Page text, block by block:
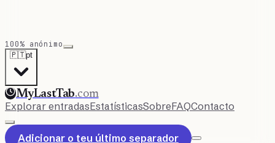
100% anónimo
🇵🇹pt
MyLastTab.com
Explorar entradasEstatísticasSobreFAQContacto
Adicionar o teu último separador